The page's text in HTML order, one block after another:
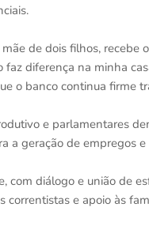
de dois filhos, recebe
diferença na minha
o banco continua firme
e parlamentares
a geração de empregos
com diálogo e união de
correntistas e apoio às